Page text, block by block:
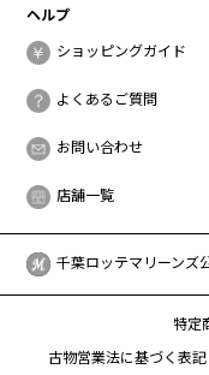
ヘルプ
ショッピングガイド
よくあるご質問
お問い合わせ
店舗一覧
千葉ロッテマリーンズ
特定
古物営業法に基づく表記